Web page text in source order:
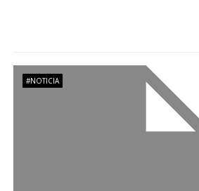
n#NOTICIA